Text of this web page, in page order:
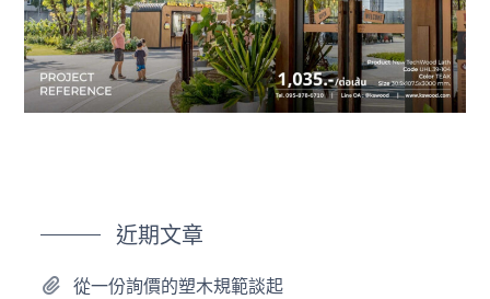
近期文章
從一份詢價的塑木規範談起